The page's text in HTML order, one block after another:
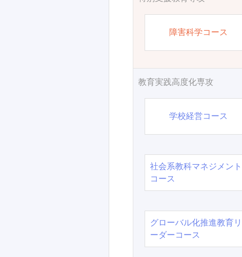
障害科学コース
教育実践高度化専攻
学校経営コース
社会系教科マネジメント
コース
グローバル化推進教育リ
ーダーコース